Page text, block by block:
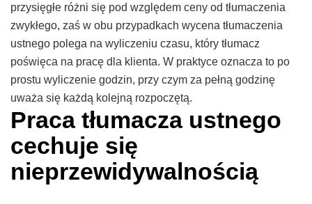
przysięgłe różni się pod względem ceny od tłumaczenia
zwykłego, zaś w obu przypadkach wycena tłumaczenia
ustnego polega na wyliczeniu czasu, który tłumacz
poświęca na pracę dla klienta. W praktyce oznacza to po
prostu wyliczenie godzin, przy czym za pełną godzinę
uważa się każdą kolejną rozpoczętą.
Praca tłumacza ustnego
cechuje się
nieprzewidywalnością